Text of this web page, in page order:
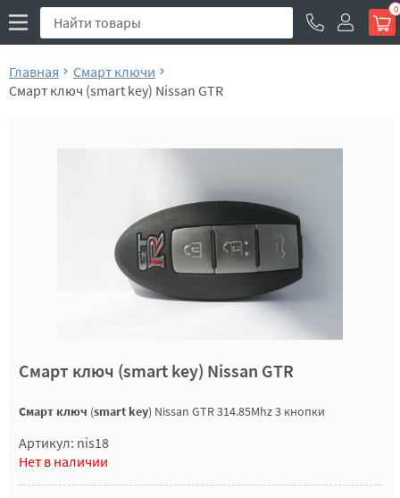
0
Главная
Смарт ключи
Смарт ключ (smart key) Nissan GTR
Смарт ключ (smart key) Nissan GTR
Смарт ключ (smart key) Nissan GTR 314.85Mhz 3 кнопки
Артикул: nis18
Нет в наличии